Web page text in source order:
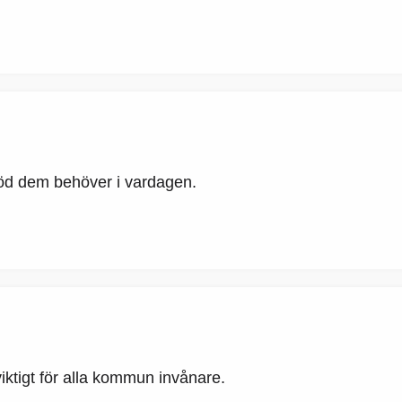
dem behöver i vardagen.
för alla kommun invånare.